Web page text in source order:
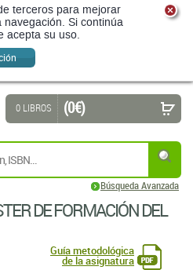
terceros para mejorar
navegación. Si continúa
acepta su uso.
Búsqueda Avanzada
0 LIBROS (0 €)
DE FORMACIÓN DEL
Guía metodológica
de la asignatura